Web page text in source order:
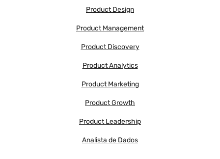
Product Design
Product Management
Product Discovery
Product Analytics
Product Marketing
Product Growth
Product Leadership
Analista de Dados